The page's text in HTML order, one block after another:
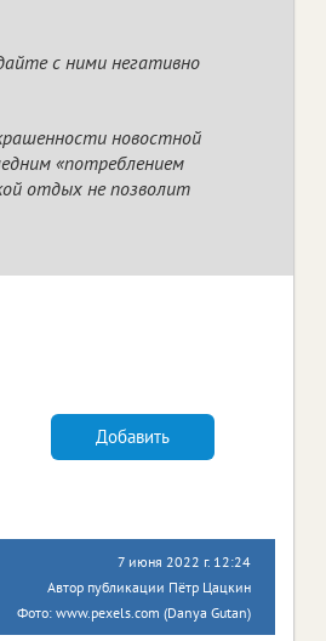
с ними негативно
новостной
«потреблением
отдых не позволит
Добавить
7 июня 2022 г. 12:24
Автор публикации Пётр Цацкин
Фото: www.pexels.com (Danya Gutan)